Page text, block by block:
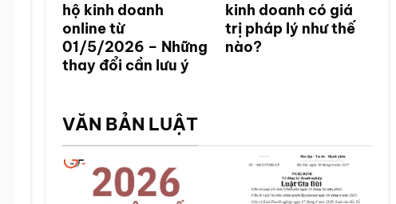
hộ kinh doanh
online từ
01/5/2026 – Những
thay đổi cần lưu ý
kinh doanh có giá
trị pháp lý như thế
nào?
VĂN BẢN LUẬT